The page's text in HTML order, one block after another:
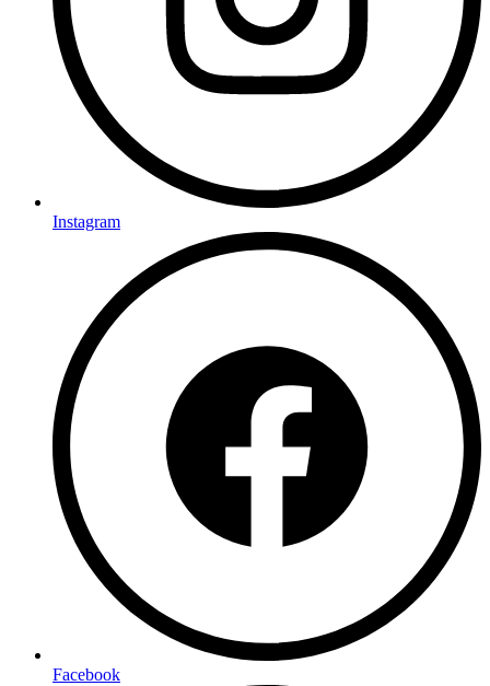
Instagram
Facebook